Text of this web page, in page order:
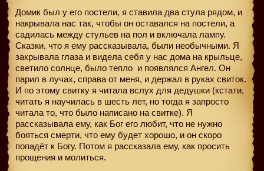
Домик был у его постели, я ставила два стула рядом, и
накрывала нас так, чтобы он оставался на постели, а
садилась между стульев на пол и включала лампу.
Сказки, что я ему рассказывала, были необычными. Я
закрывала глаза и видела себя у нас дома на крыльце,
светило солнце, было тепло и появлялся Ангел. Он
парил в лучах, справа от меня, и держал в руках свиток.
И по этому свитку я читала вслух для дедушки (кстати,
читать я научилась в шесть лет, но тогда я запросто
читала то, что было написано на свитке). Я
рассказывала ему, как Бог его любит, что не нужно
бояться смерти, что ему будет хорошо, и он скоро
попадёт к Богу. Потом я рассказала ему, как просить
прощения и молиться.